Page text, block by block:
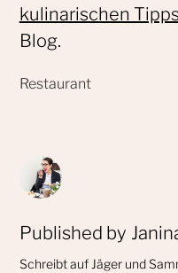
kulinarischen
Blog.
Published by
Schreibt auf Jäger und